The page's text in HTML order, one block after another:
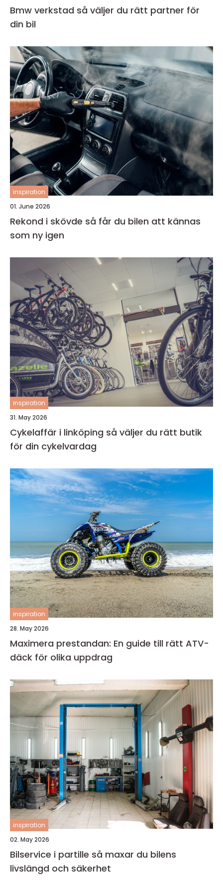
Bmw verkstad så väljer du rätt partner för
din bil
inspiration
01. June 2026
Rekond i skövde så får du bilen att kännas
som ny igen
inspiration
31. May 2026
Cykelaffär i linköping så väljer du rätt butik
för din cykelvardag
inspiration
28. May 2026
Maximera prestandan: En guide till rätt ATV-
däck för olika uppdrag
inspiration
02. May 2026
Bilservice i partille så maxar du bilens
livslängd och säkerhet